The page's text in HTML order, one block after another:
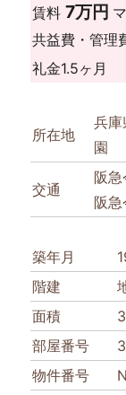
賃料 7万円
共益費・管理
礼金1.5ヶ月
所在地
兵
園
交通
阪
阪
築年月
階建
面積
部屋番号
物件番号